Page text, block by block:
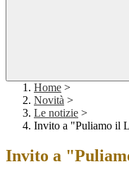
Home >
Novità >
Le notizie >
Invito a "Puliamo il
Invito a